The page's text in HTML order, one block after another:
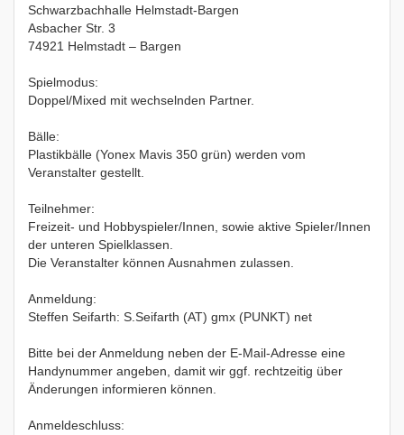
Schwarzbachhalle Helmstadt-Bargen
Asbacher Str. 3
74921 Helmstadt – Bargen
Spielmodus:
Doppel/Mixed mit wechselnden Partner.
Bälle:
Plastikbälle (Yonex Mavis 350 grün) werden vom
Veranstalter gestellt.
Teilnehmer:
Freizeit- und Hobbyspieler/Innen, sowie aktive Spieler/Innen
der unteren Spielklassen.
Die Veranstalter können Ausnahmen zulassen.
Anmeldung:
Steffen Seifarth: S.Seifarth (AT) gmx (PUNKT) net
Bitte bei der Anmeldung neben der E-Mail-Adresse eine
Handynummer angeben, damit wir ggf. rechtzeitig über
Änderungen informieren können.
Anmeldeschluss: